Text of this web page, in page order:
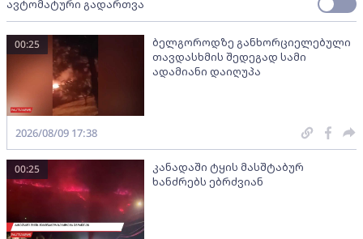
ავტომატური გადართვა
ბელგოროდზე განხორციელებული
თავდასხმის შედეგად სამი
ადამიანი დაიღუპა
00:25
2026/08/09 17:38
კანადაში ტყის მასშტაბურ
ხანძრებს ებრძვიან
00:25